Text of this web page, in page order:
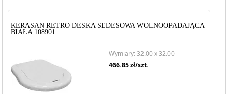
KERASAN RETRO DESKA SEDESOWA WOLNOOPADAJĄCA
BIAŁA 108901
Wymiary: 32.00 x 32.00
466.85zł/szt.